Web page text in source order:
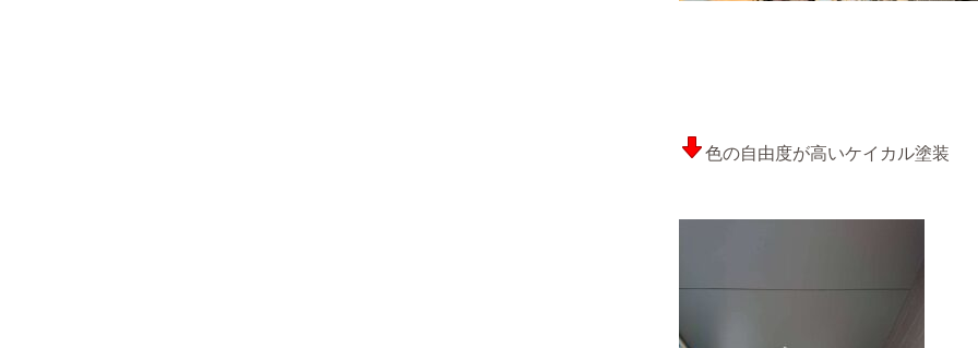
色の自由度が高いケイカル塗装